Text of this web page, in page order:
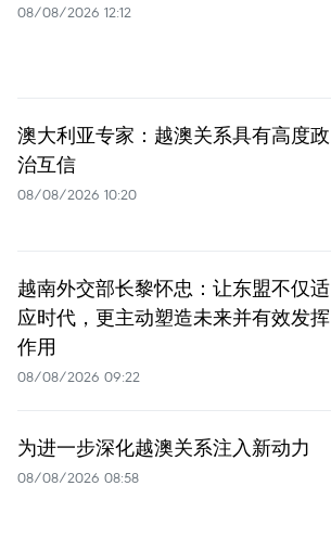
08/08/2026 12:12
澳大利亚专家：越澳关系具有高度政
治互信
08/08/2026 10:20
越南外交部长黎怀忠：让东盟不仅适
应时代，更主动塑造未来并有效发挥
作用
08/08/2026 09:22
为进一步深化越澳关系注入新动力
08/08/2026 08:58